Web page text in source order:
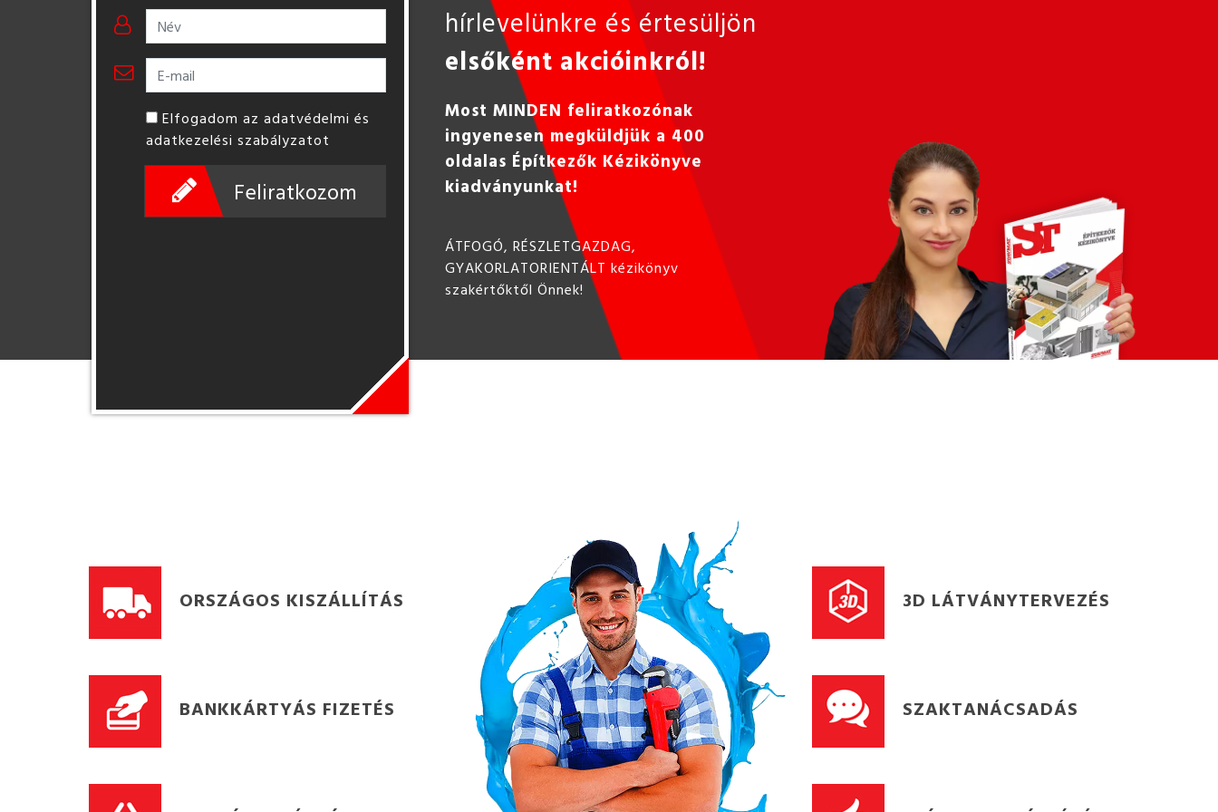
Elfogadom az adatvédelmi és
adatkezelési szabályzatot
Feliratkozom
hírlevelünkre és értesüljön
elsőként akcióinkról!
Most MINDEN feliratkozónak
ingyenesen megküldjük a 400
oldalas Építkezők Kézikönyve
kiadványunkat!
ÁTFOGÓ, RÉSZLETGAZDAG,
GYAKORLATORIENTÁLT kézikönyv
szakértőktől Önnek!
ORSZÁGOS KISZÁLLÍTÁS 3D LÁTVÁNYTERVEZÉS
BANKKÁRTYÁS FIZETÉS SZAKTANÁCSADÁS